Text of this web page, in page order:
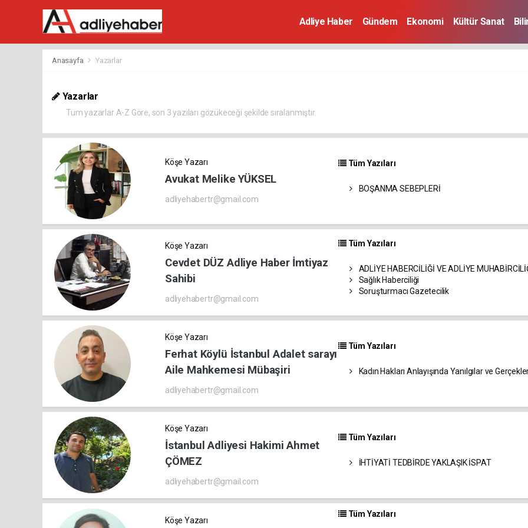
Adliye Haber Gündem Ekonomi Kültür Sanat
Anasayfa Yazarlar
Yazarlar
Tüm yazarlar A-Z Göre, son 3 yazıları gözükeceği şekilde sıralanmıştır.
Köşe Yazarı
Avukat Melike YÜKSEL
adliyehabertr@gmail.com
Tüm Yazıları
BOŞANMA SEBEPLERİ
Köşe Yazarı
Cevdet DÜZ Adliye Haber İmtiyaz
Sahibi
adliyehabertr@gmail.com
Tüm Yazıları
ADLİYE HABERCİLİĞİ VE ADLİYE
Sağlık Haberciliği
Soruşturmacı Gazetecilik
Köşe Yazarı
Ferhat Köylü İstanbul Adalet sarayı
Aile Mahkemesi Mübaşiri
adliyehabertr@gmail.com
Tüm Yazıları
Kadın Hakları Anlayışında Yanılgılar ve
Köşe Yazarı
İstanbul Adliyesi Hakimi Ahmet
ÇÖMEZ
adliyehabertr@gmail.com
Tüm Yazıları
İHTİYATİ TEDBİRDE YAKLAŞIK İSPAT
Köşe Yazarı
Tüm Yazıları